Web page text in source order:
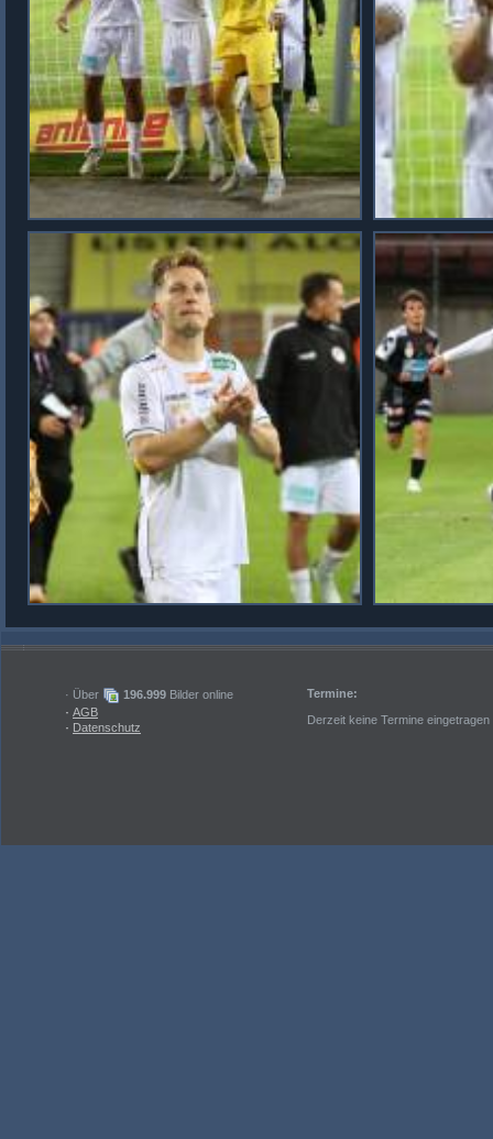
· Über 196.999 Bilder online
· AGB
· Datenschutz
Termine:
Derzeit keine Termine eingetragen